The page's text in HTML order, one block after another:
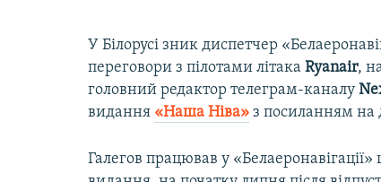
У Білорусі зник диспетчер
переговори з пілотами літакаRyanair,
головний редактор телеграм-каналу
видання «Наша Нiва» з посиланням
Галегов працював у